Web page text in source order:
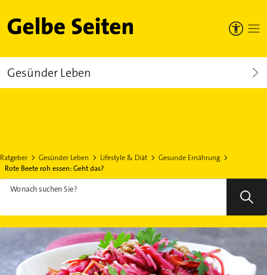
Gelbe Seiten
Gesünder Leben
Ratgeber Gesünder Leben Lifestyle & Diät
Gesunde Ernährung
Rote Beete roh essen: Geht das?
Wonach suchen Sie?